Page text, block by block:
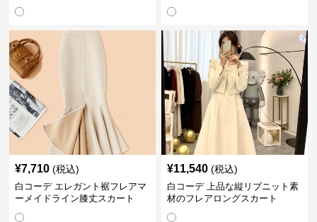
¥7,710 (税込)
白コーデ エレガント裾フレアマ
ーメイドライン膝丈スカート
¥11,540 (税込)
白コーデ 上品な縦リブニット素
材のフレアロングスカート